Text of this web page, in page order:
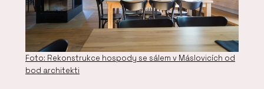
Foto: Rekonstrukce hospody se sálem v Máslovicích od
bod architekti